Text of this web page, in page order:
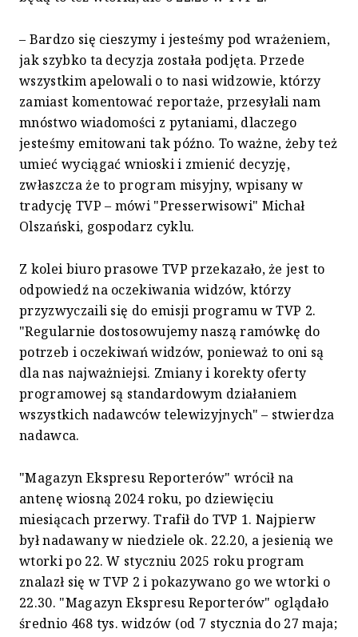
– Bardzo się cieszymy i jesteśmy pod wrażeniem,
jak szybko ta decyzja została podjęta. Przede
wszystkim apelowali o to nasi widzowie, którzy
zamiast komentować reportaże, przesyłali nam
mnóstwo wiadomości z pytaniami, dlaczego
jesteśmy emitowani tak późno. To ważne, żeby też
umieć wyciągać wnioski i zmienić decyzję,
zwłaszcza że to program misyjny, wpisany w
tradycję TVP – mówi "Presserwisowi" Michał
Olszański, gospodarz cyklu.
Z kolei biuro prasowe TVP przekazało, że jest to
odpowiedź na oczekiwania widzów, którzy
przyzwyczaili się do emisji programu w TVP 2.
"Regularnie dostosowujemy naszą ramówkę do
potrzeb i oczekiwań widzów, ponieważ to oni są
dla nas najważniejsi. Zmiany i korekty oferty
programowej są standardowym działaniem
wszystkich nadawców telewizyjnych" – stwierdza
nadawca.
"Magazyn Ekspresu Reporterów" wrócił na
antenę wiosną 2024 roku, po dziewięciu
miesiącach przerwy. Trafił do TVP 1. Najpierw
był nadawany w niedziele ok. 22.20, a jesienią we
wtorki po 22. W styczniu 2025 roku program
znalazł się w TVP 2 i pokazywano go we wtorki o
22.30. "Magazyn Ekspresu Reporterów" oglądało
średnio 468 tys. widzów (od 7 stycznia do 27 maja;